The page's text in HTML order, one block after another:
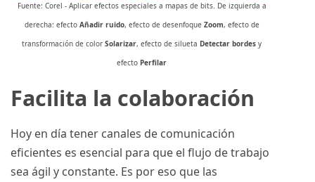
Fuente: Corel - Aplicar efectos especiales a mapas de bits. De izquierda a
derecha: efectoAñadir ruido, efecto de desenfoque Zoom, efecto de
transformación de color Solarizar, efecto de silueta Detectar bordes y
efecto Perfilar
Facilita la colaboración
Hoy en día tener canales de comunicación
eficientes es esencial para que el flujo de trabajo
sea ágil y constante. Es por eso que las